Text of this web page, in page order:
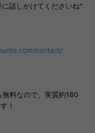
話しかけてくださいね^
contact/
料なので、実質約180
！